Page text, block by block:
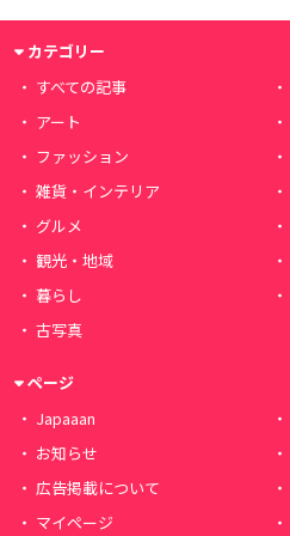
カテゴリー
すべての記事
アート
ファッション
雑貨・インテリア
グルメ
観光・地域
暮らし
古写真
ページ
Japaaan
お知らせ
広告掲載について
マイページ